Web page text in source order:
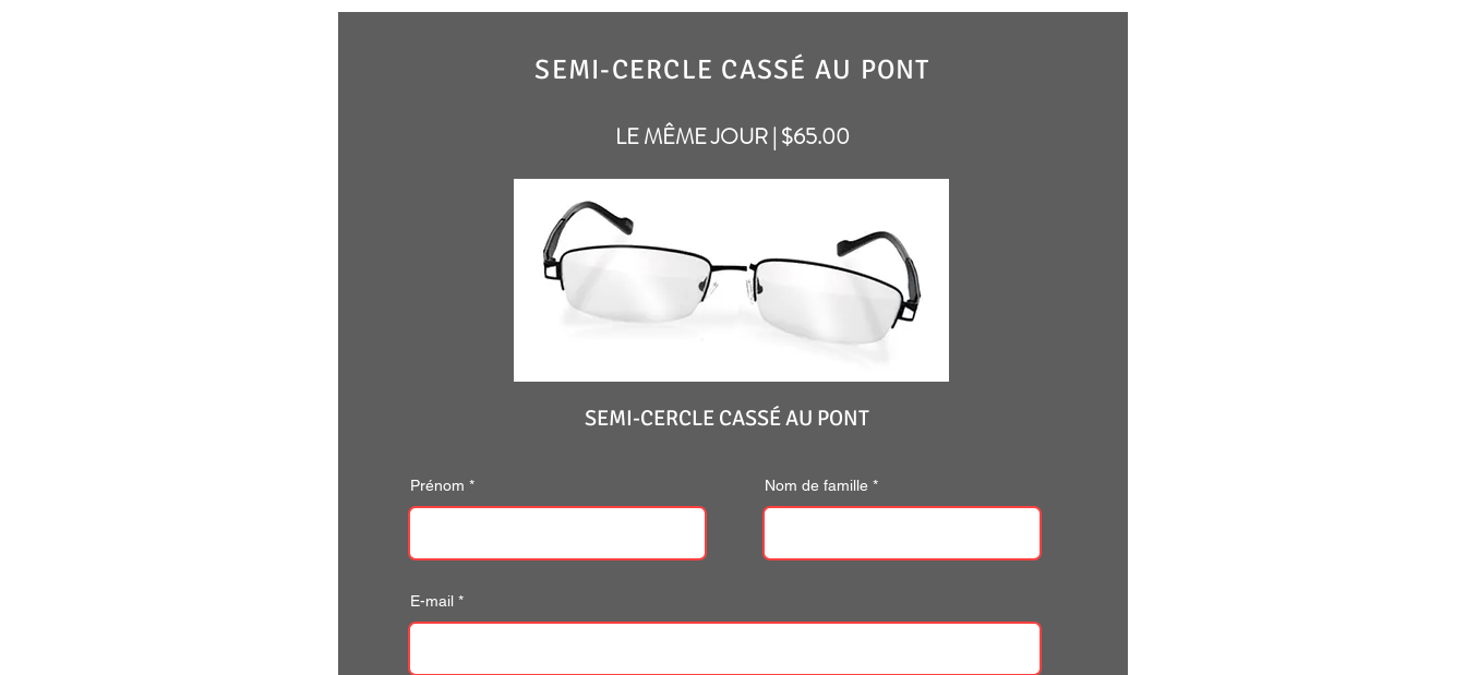
SEMI-CERCLE CASSÉ AU PONT
LE MÊME JOUR | $65.00
SEMI-CERCLE CASSÉ AU PONT
Prénom Nom de famille
E-mail